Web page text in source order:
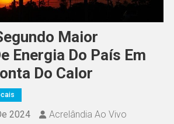
Maior
Energia Do País Em
Do Calor
2024
Acrelândia Ao Vivo